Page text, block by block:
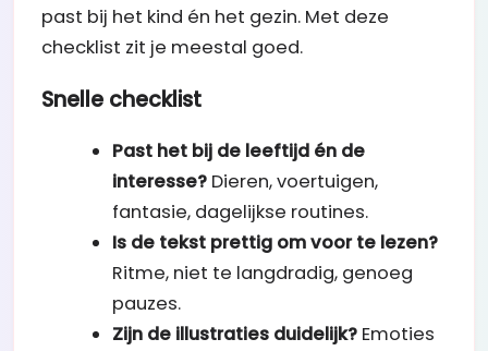
past bij het kind én het gezin. Met deze
checklist zit je meestal goed.
Snelle checklist
Past het bij de leeftijd én de
interesse?Dieren, voertuigen,
fantasie, dagelijkse routines.
Is de tekst prettig om voor te lezen?
Ritme, niet te langdradig, genoeg
pauzes.
Zijn de illustraties duidelijk?Emoties